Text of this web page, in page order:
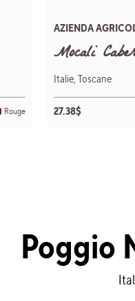
Rouge
AZIENDA
Italie, Toscane
27.38$
Poggio